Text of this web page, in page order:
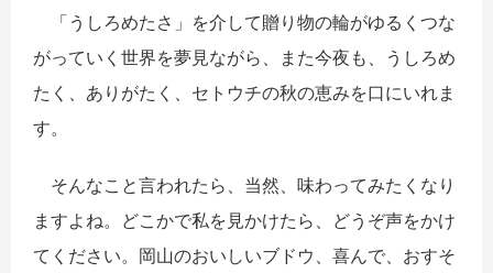
「うしろめたさ」を介して贈り物の輪がゆるくつな
がっていく世界を夢見ながら、また今夜も、うしろめ
たく、ありがたく、セトウチの秋の恵みを口にいれま
す。
そんなこと言われたら、当然、味わってみたくなり
ますよね。どこかで私を見かけたら、どうぞ声をかけ
てください。岡山のおいしいブドウ、喜んで、おすそ